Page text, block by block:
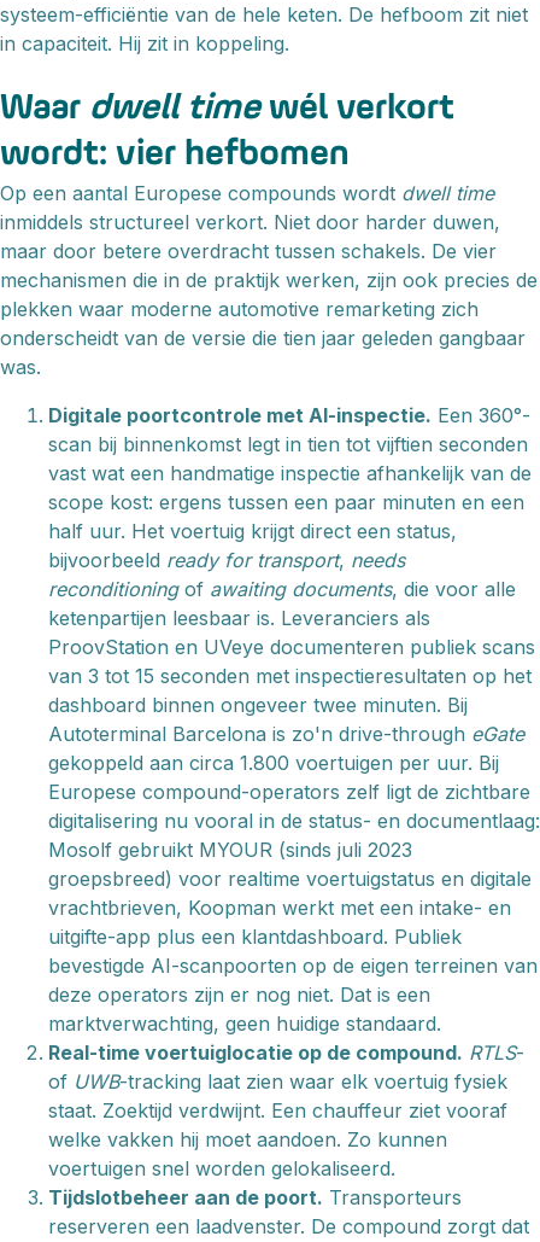
systeem-efficiëntie van de hele keten. De hefboom zit niet
in capaciteit. Hij zit in koppeling.
Waar dwell timewél verkort
wordt: vier hefbomen
Op een aantal Europese compounds wordt dwell time
inmiddels structureel verkort. Niet door harder duwen,
maar door betere overdracht tussen schakels. De vier
mechanismen die in de praktijk werken, zijn ook precies de
plekken waar moderne automotive remarketing zich
onderscheidt van de versie die tien jaar geleden gangbaar
was.
Digitale poortcontrole met AI-inspectie. Een 360°-
scan bij binnenkomst legt in tien tot vijftien seconden
vast wat een handmatige inspectie afhankelijk van de
scope kost: ergens tussen een paar minuten en een
half uur. Het voertuig krijgt direct een status,
bijvoorbeeld ready for transport, needs
reconditioningof awaiting documents, die voor alle
ketenpartijen leesbaar is. Leveranciers als
ProovStation en UVeye documenteren publiek scans
van 3 tot 15 seconden met inspectieresultaten op het
dashboard binnen ongeveer twee minuten. Bij
Autoterminal Barcelona is zo'n drive-through eGate
gekoppeld aan circa 1.800 voertuigen per uur. Bij
Europese compound-operators zelf ligt de zichtbare
digitalisering nu vooral in de status- en documentlaag:
Mosolf gebruikt MYOUR (sinds juli 2023
groepsbreed) voor realtime voertuigstatus en digitale
vrachtbrieven, Koopman werkt met een intake- en
uitgifte-app plus een klantdashboard. Publiek
bevestigde AI-scanpoorten op de eigen terreinen van
deze operators zijn er nog niet. Dat is een
marktverwachting, geen huidige standaard.
Real-time voertuiglocatie op de compound. RTLS-
of UWB-tracking laat zien waar elk voertuig fysiek
staat. Zoektijd verdwijnt. Een chauffeur ziet vooraf
welke vakken hij moet aandoen. Zo kunnen
voertuigen snel worden gelokaliseerd.
Tijdslotbeheer aan de poort. Transporteurs
reserveren een laadvenster. De compound zorgt dat